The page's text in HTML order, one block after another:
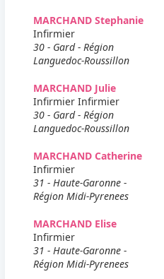
MARCHAND Stephanie
Infirmier
30 - Gard - Région
Languedoc-Roussillon
MARCHAND Julie
Infirmier Infirmier
30 - Gard - Région
Languedoc-Roussillon
MARCHAND Catherine
Infirmier
31 - Haute-Garonne -
Région Midi-Pyrenees
MARCHAND Elise
Infirmier
31 - Haute-Garonne -
Région Midi-Pyrenees